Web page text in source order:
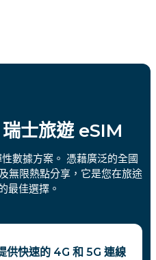
士旅遊 eSIM
數據方案。 憑藉廣泛的全國
無限熱點分享，它是您在旅途
最佳選擇。
供快速的 4G 和 5G 連線